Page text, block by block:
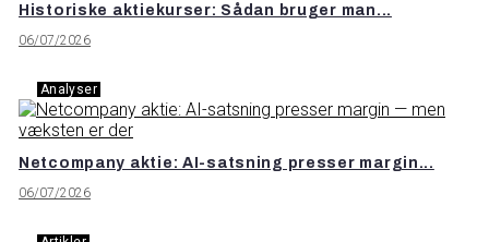
Historiske aktiekurser: Sådan bruger man...
06/07/2026
Analyser
Netcompany aktie: AI-satsning presser margin...
06/07/2026